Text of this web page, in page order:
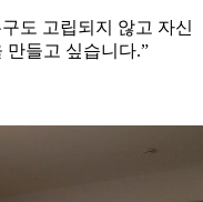
도 고립되지 않고 자신
만들고 싶습니다.”